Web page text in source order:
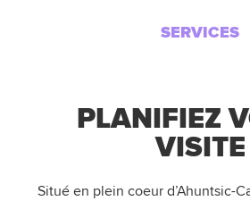
SERVICES
PLANIFIEZ
VISITE
Situé en plein coeur d’Ahuntsic-